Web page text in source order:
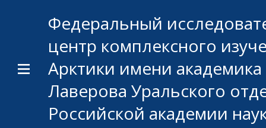
Федеральный
центр комплексного
Арктики имени
Лаверова Уральского
Российской академии